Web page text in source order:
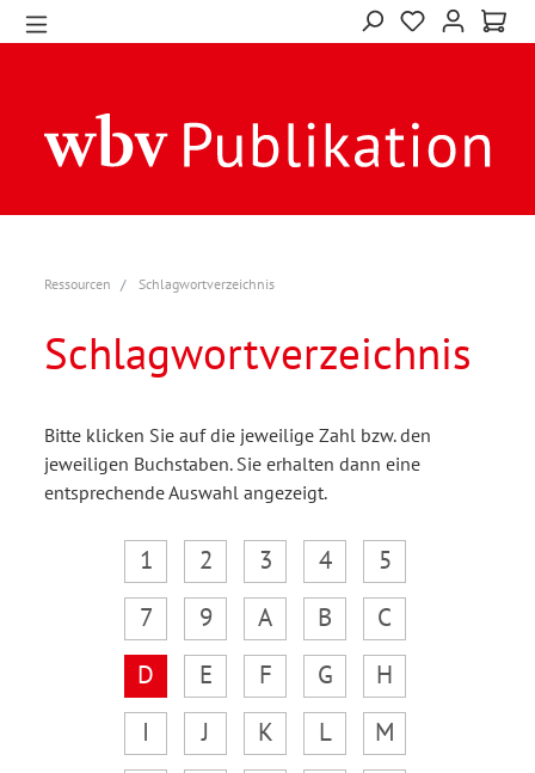
Ressourcen Schlagwortverzeichnis
Schlagwortverzeichnis
Bitte klicken Sie auf die jeweilige Zahl bzw. den
jeweiligen Buchstaben. Sie erhalten dann eine
entsprechende Auswahl angezeigt.
1 2 3 4
5
7
9 A B
C
D
E F G
H
I
J K L
M